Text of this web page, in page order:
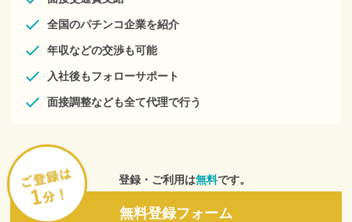
全国のパチンコ企業を紹介
年収などの交渉も可能
入社後もフォローサポート
面接調整なども全て代理で行う
登録・ご利用は無料です。
無料登録フォーム